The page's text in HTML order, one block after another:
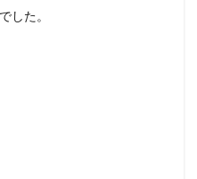
した。